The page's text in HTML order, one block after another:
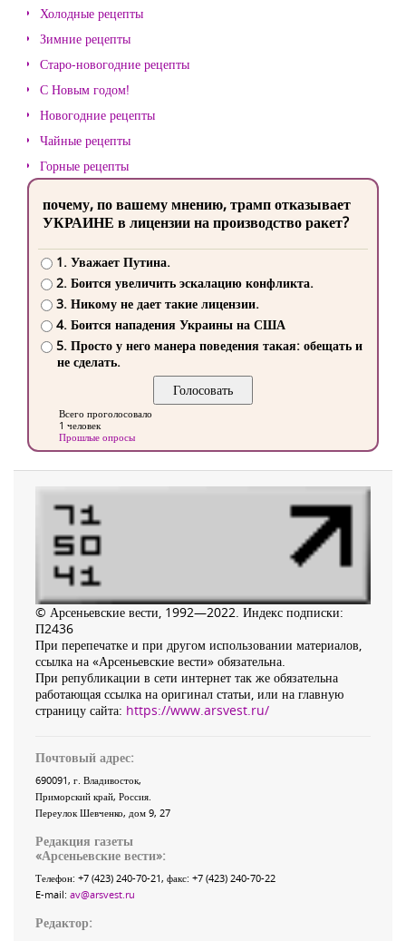
Холодные рецепты
Зимние рецепты
Старо-новогодние рецепты
С Новым годом!
Новогодние рецепты
Чайные рецепты
Горные рецепты
почему, по вашему мнению, трамп отказывает
УКРАИНЕ в лицензии на производство ракет?
1. Уважает Путина.
2. Боится увеличить эскалацию конфликта.
3. Никому не дает такие лицензии.
4. Боится нападения Украины на США
5. Просто у него манера поведения такая: обещать и
не сделать.
Всего проголосовало
1 человек
Прошлые опросы
© Арсеньевские вести, 1992—2022. Индекс подписки:
П2436
При перепечатке и при другом использовании материалов,
ссылка на «Арсеньевские вести» обязательна.
При републикации в сети интернет так же обязательна
работающая ссылка на оригинал статьи, или на главную
страницу сайта: https://www.arsvest.ru/
Почтовый адрес:
690091, г. Владивосток,
Приморский край, Россия.
Переулок Шевченко, дом 9, 27
Редакция газеты
«Арсеньевские вести»:
Телефон: +7 (423) 240-70-21, факс: +7 (423) 240-70-22
E-mail: av@arsvest.ru
Редактор: